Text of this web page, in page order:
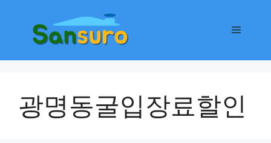
메
광명동굴입장료할인